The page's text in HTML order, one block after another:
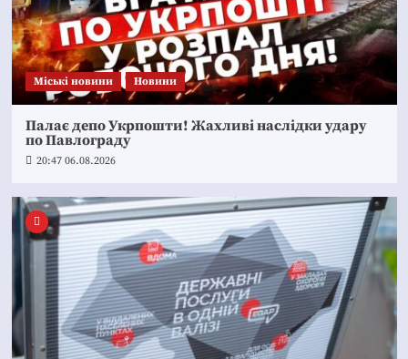
Mіські новини Новини
Палає депо Укрпошти! Жахливі наслідки удару
по Павлограду
20:47 06.08.2026